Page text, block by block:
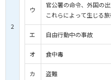
2
ウ
官公署の命令、外国の
これらによって生じる
エ 自由行動中の事故
オ 食中毒
カ 盗難